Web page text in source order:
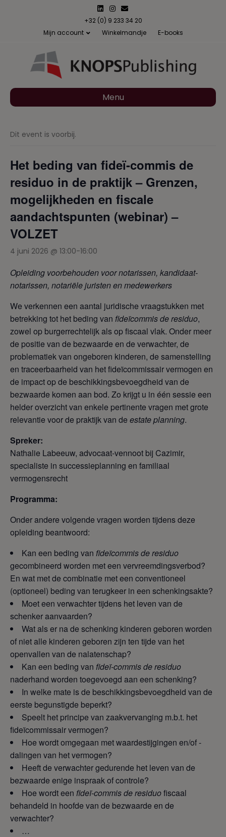
n
n
s
a
m
m
a
l
+32 (0) 9 233 34 20
Mijn account
Winkelmandje E-books
Menu
Dit event is voorbij.
Het beding van fideï-commis de
residuo in de praktijk – Grenzen,
mogelijkheden en fiscale
aandachtspunten (webinar) –
VOLZET
4 juni 2026 @ 13:00-16:00
Opleiding voorbehouden voor notarissen, kandidaat-
notarissen, notariële juristen en medewerkers
We verkennen een aantal juridische vraagstukken met
betrekking tot het beding van fideïcommis de residuo,
zowel op burgerrechtelijk als op fiscaal vlak. Onder meer
de positie van de bezwaarde en de verwachter, de
problematiek van ongeboren kinderen, de samenstelling
en traceerbaarheid van het fideïcommissair vermogen en
de impact op de beschikkingsbevoegdheid van de
bezwaarde komen aan bod. Zo krijgt u in één sessie een
helder overzicht van enkele pertinente vragen met grote
relevantie voor de praktijk van de estate planning.
Spreker:
Nathalie Labeeuw, advocaat-vennoot bij Cazimir,
specialiste in successieplanning en familiaal
vermogensrecht
Programma:
Onder andere volgende vragen worden tijdens deze
opleiding beantwoord:
Kan een beding van fideïcommis de residuo
gecombineerd worden met een vervreemdingsverbod?
En wat met de combinatie met een conventioneel
(optioneel) beding van terugkeer in een schenkingsakte?
Moet een verwachter tijdens het leven van de
schenker aanvaarden?
Wat als er na de schenking kinderen geboren worden
of niet alle kinderen geboren zijn ten tijde van het
openvallen van de nalatenschap?
Kan een beding van fideï-commis de residuo
naderhand worden toegevoegd aan een schenking?
In welke mate is de beschikkingsbevoegdheid van de
eerste begunstigde beperkt?
Speelt het principe van zaakvervanging m.b.t. het
fideïcommissair vermogen?
Hoe wordt omgegaan met waardestijgingen en/of -
dalingen van het vermogen?
Heeft de verwachter gedurende het leven van de
bezwaarde enige inspraak of controle?
Hoe wordt een fideï-commis de residuofiscaal
behandeld in hoofde van de bezwaarde en de
verwachter?
…